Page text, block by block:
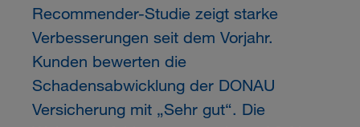
Recommender-Studie zeigt starke
Verbesserungen seit dem Vorjahr.
Kunden bewerten die
Schadensabwicklung der DONAU
Versicherung mit „Sehr gut“. Die